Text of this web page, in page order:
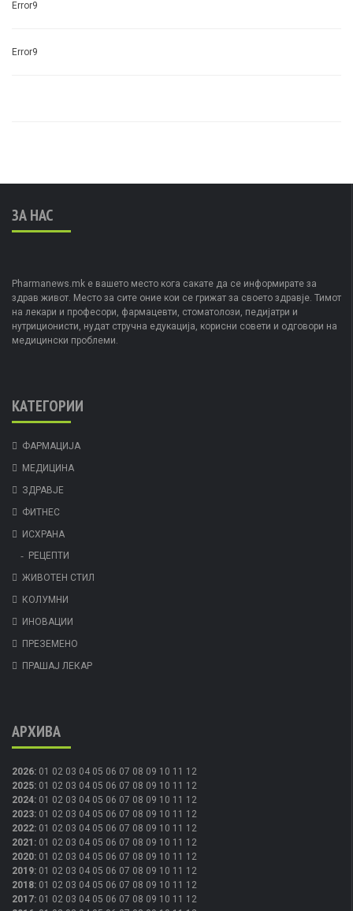
Error9
Error9
ЗА НАС
Pharmanews.mk е вашето место кога сакате да се информирате за
здрав живот. Место за сите оние кои се грижат за своето здравје. Тимот
на лекари и професори, фармацевти, стоматолози, педијатри и
нутриционисти, нудат стручна едукација, корисни совети и одговори на
медицински проблеми.
КАТЕГОРИИ
ФАРМАЦИЈА
МЕДИЦИНА
ЗДРАВЈЕ
ФИТНЕС
ИСХРАНА
РЕЦЕПТИ
ЖИВОТЕН СТИЛ
КОЛУМНИ
ИНОВАЦИИ
ПРЕЗЕМЕНО
ПРАШАЈ ЛЕКАР
АРХИВА
2026: 01 02 03 04 05 06 07 08 09 10 11 12
2025: 01 02 03 04 05 06 07 08 09 10 11 12
2024: 01 02 03 04 05 06 07 08 09 10 11 12
2023: 01 02 03 04 05 06 07 08 09 10 11 12
2022: 01 02 03 04 05 06 07 08 09 10 11 12
2021 : 01 02 03 04 05 06 07 08 09 10 11 12
2020: 01 02 03 04 05 06 07 08 09 10 11 12
2019: 01 02 03 04 05 06 07 08 09 10 11 12
2018: 01 02 03 04 05 06 07 08 09 10 11 12
2017: 01 02 03 04 05 06 07 08 09 10 11 12